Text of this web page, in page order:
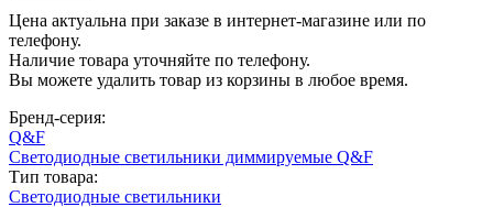
Цена актуальна при заказе в интернет-магазине или по
телефону.
Наличие товара уточняйте по телефону.
Вы можете удалить товар из корзины в любое время.
Бренд-серия:
Q&F
Светодиодные светильники диммируемые Q&F
Тип товара:
Светодиодные светильники